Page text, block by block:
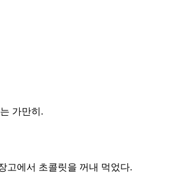
가만히.
고에서 초콜릿을 꺼내 먹었다.